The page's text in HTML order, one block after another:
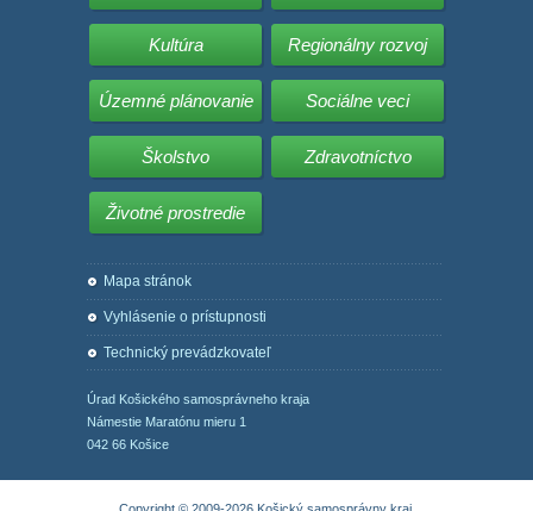
Kultúra Regionálny rozvoj
Územné plánovanie Sociálne veci
Školstvo Zdravotníctvo
Životné prostredie
Mapa stránok
Vyhlásenie o prístupnosti
Technický prevádzkovateľ
Úrad Košického samosprávneho kraja
Námestie Maratónu mieru 1
042 66 Košice